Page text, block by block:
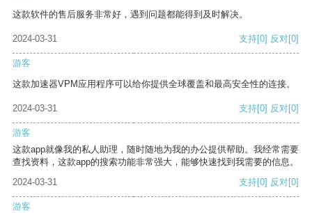
这款软件的售后服务非常好，遇到问题都能得到及时解决。
2024-03-31 支持[0] 反对[0]
游客
这款加速器VPM应用程序可以给你提供全球覆盖和最高安全性的连接。
2024-03-31 支持[0] 反对[0]
游客
这款app就像我的私人助理，随时随地为我的办公提供帮助。我经常需要
查找资料，这款app的搜索功能非常强大，能够快速找到我需要的信息。
2024-03-31
支持[0] 反对[0]
游客